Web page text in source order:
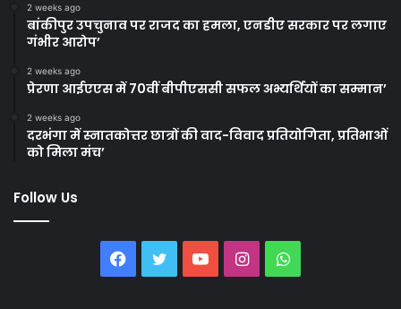
2 weeks ago
बांकीपुर उपचुनाव पर राजद का हमला, एनडीए सरकार पर लगाए
गंभीर आरोप’
2 weeks ago
प्रेरणा आईएएस में 70वीं बीपीएससी सफल अभ्यर्थियों का सम्मान’
2 weeks ago
दरभंगा में स्नातकोत्तर छात्रों की वाद-विवाद प्रतियोगिता, प्रतिभाओं
को मिला मंच’
Follow Us
Facebook
TwitterYouTubeInstagramWhatsApp